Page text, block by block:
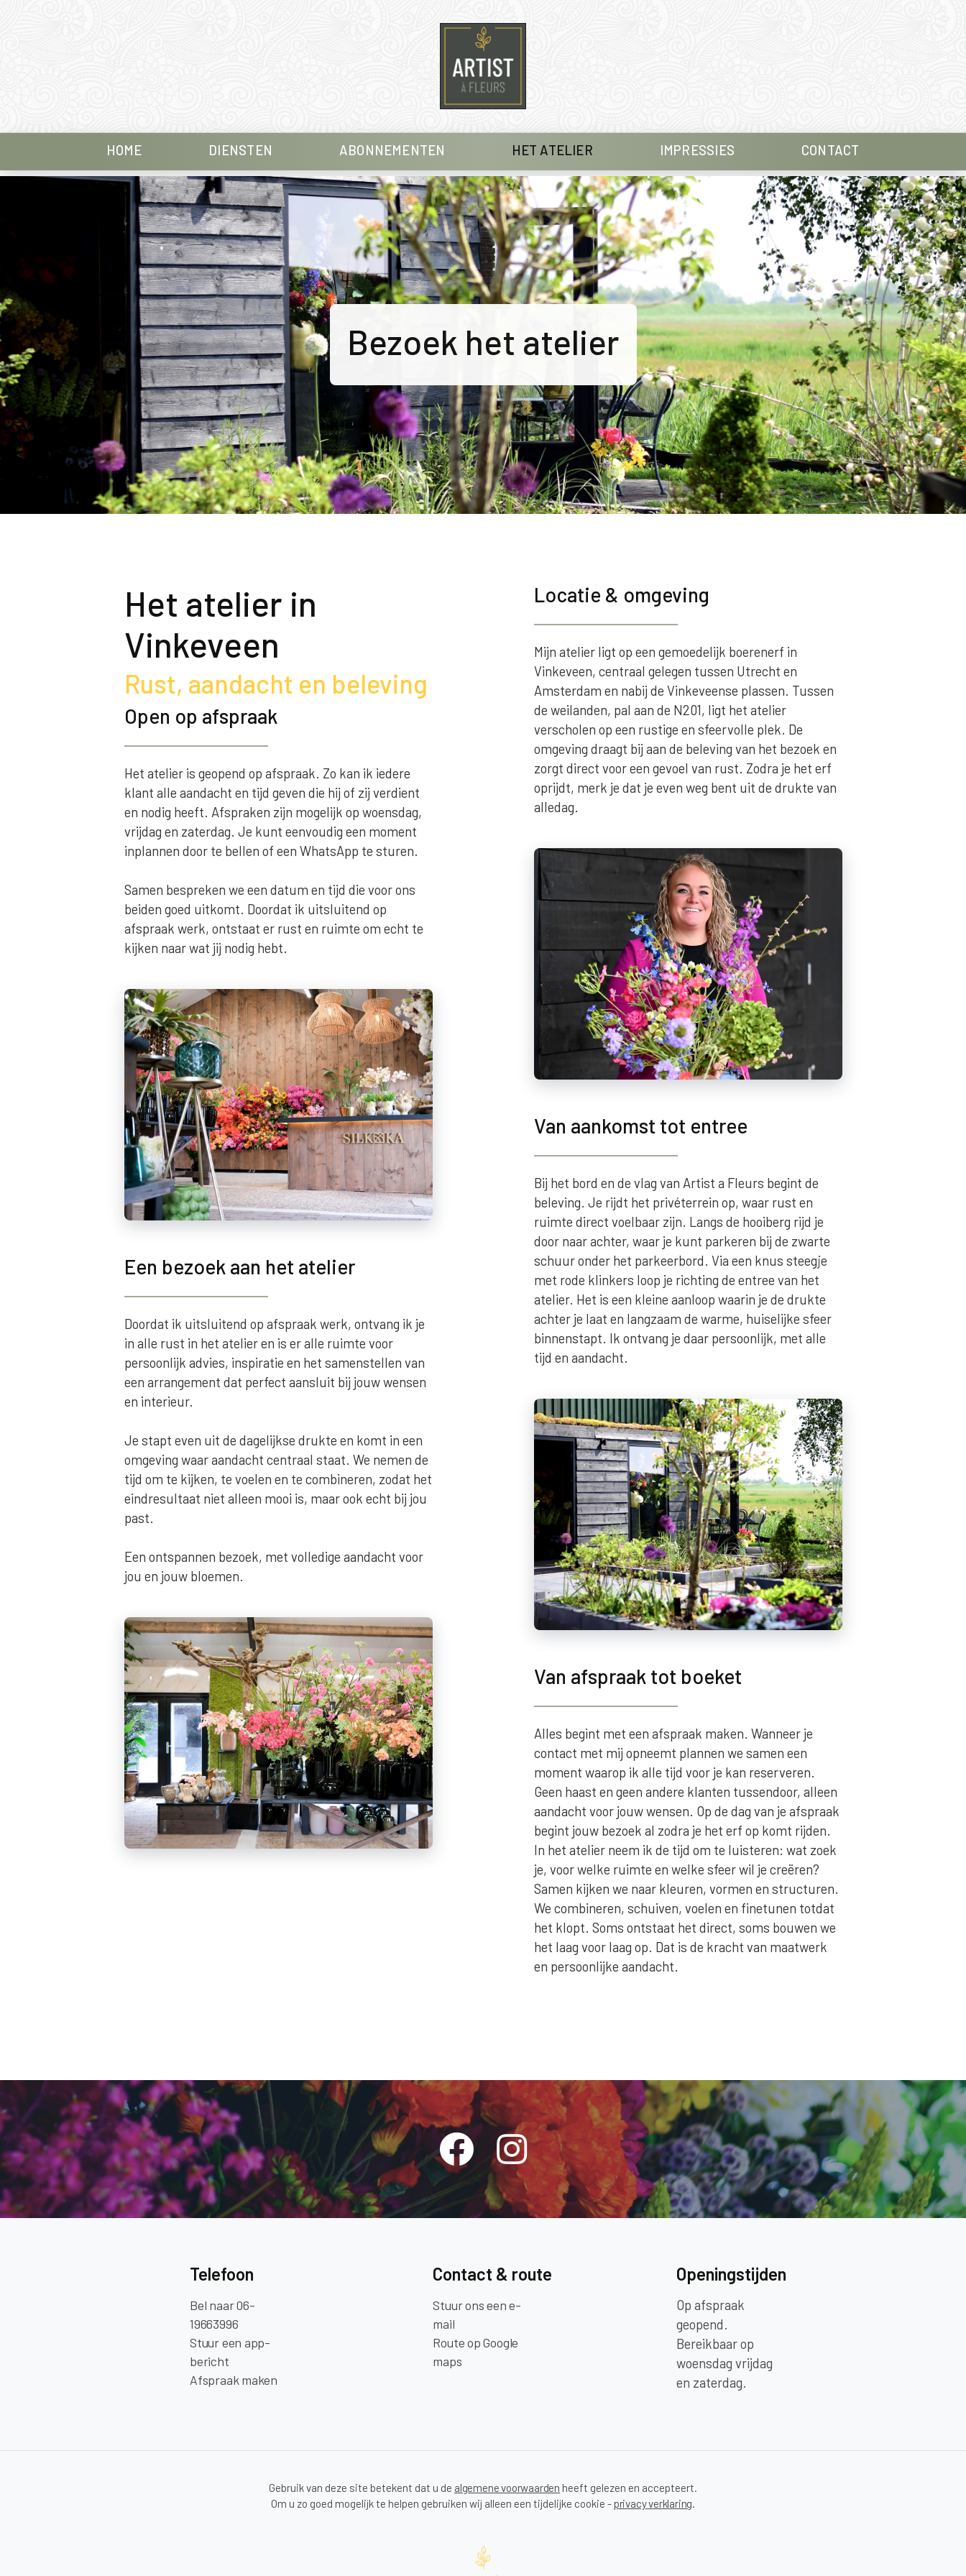
HOME DIENSTEN ABONNEMENTEN HET ATELIER IMPRESSIES CONTACT
Bezoek het atelier
Het atelier in
Vinkeveen
Rust, aandacht en beleving
Open op afspraak
Het atelier is geopend op afspraak. Zo kan ik iedere
klant alle aandacht en tijd geven die hij of zij verdient
en nodig heeft. Afspraken zijn mogelijk op woensdag,
vrijdag en zaterdag. Je kunt eenvoudig een moment
inplannen door te bellen of een WhatsApp te sturen.
Samen bespreken we een datum en tijd die voor ons
beiden goed uitkomt. Doordat ik uitsluitend op
afspraak werk, ontstaat er rust en ruimte om echt te
kijken naar wat jij nodig hebt.
Een bezoek aan het atelier
Doordat ik uitsluitend op afspraak werk, ontvang ik je
in alle rust in het atelier en is er alle ruimte voor
persoonlijk advies, inspiratie en het samenstellen van
een arrangement dat perfect aansluit bij jouw wensen
en interieur.
Je stapt even uit de dagelijkse drukte en komt in een
omgeving waar aandacht centraal staat. We nemen de
tijd om te kijken, te voelen en te combineren, zodat het
eindresultaat niet alleen mooi is, maar ook echt bij jou
past.
Een ontspannen bezoek, met volledige aandacht voor
jou en jouw bloemen.
Locatie & omgeving
Mijn atelier ligt op een gemoedelijk boerenerf in
Vinkeveen, centraal gelegen tussen Utrecht en
Amsterdam en nabij de Vinkeveense plassen. Tussen
de weilanden, pal aan de N201, ligt het atelier
verscholen op een rustige en sfeervolle plek. De
omgeving draagt bij aan de beleving van het bezoek en
zorgt direct voor een gevoel van rust. Zodra je het erf
oprijdt, merk je dat je even weg bent uit de drukte van
alledag.
Van aankomst tot entree
Bij het bord en de vlag van Artist a Fleurs begint de
beleving. Je rijdt het privéterrein op, waar rust en
ruimte direct voelbaar zijn. Langs de hooiberg rijd je
door naar achter, waar je kunt parkeren bij de zwarte
schuur onder het parkeerbord. Via een knus steegje
met rode klinkers loop je richting de entree van het
atelier. Het is een kleine aanloop waarin je de drukte
achter je laat en langzaam de warme, huiselijke sfeer
binnenstapt. Ik ontvang je daar persoonlijk, met alle
tijd en aandacht.
Van afspraak tot boeket
Alles begint met een afspraak maken. Wanneer je
contact met mij opneemt plannen we samen een
moment waarop ik alle tijd voor je kan reserveren.
Geen haast en geen andere klanten tussendoor, alleen
aandacht voor jouw wensen. Op de dag van je afspraak
begint jouw bezoek al zodra je het erf op komt rijden.
In het atelier neem ik de tijd om te luisteren: wat zoek
je, voor welke ruimte en welke sfeer wil je creëren?
Samen kijken we naar kleuren, vormen en structuren.
We combineren, schuiven, voelen en finetunen totdat
het klopt. Soms ontstaat het direct, soms bouwen we
het laag voor laag op. Dat is de kracht van maatwerk
en persoonlijke aandacht.
Telefoon
Bel naar 06-
19663996
Stuur een app-
bericht
Afspraak maken
Contact & route
Stuur ons een e-
mail
Route op Google
maps
Openingstijden
Op afspraak
geopend.
Bereikbaar op
woensdag vrijdag
en zaterdag.
Gebruik van deze site betekent dat u de algemene voorwaarden heeft gelezen en accepteert.
Om u zo goed mogelijk te helpen gebruiken wij alleen een tijdelijke cookie - privacy verklaring.